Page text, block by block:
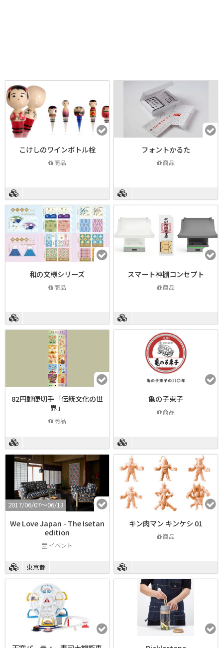
こけしのワインボトル栓
商品
フォントかるた
商品
和の文様シリーズ
商品
スマート神棚コンセプト
商品
82円郵便切手「伝統文化の世
界」
商品
亀の子束子
商品
2017/06/07〜06/13
We Love Japan - The Isetan
edition
イベント
東京都
キン肉マン キンケシ 01
商品